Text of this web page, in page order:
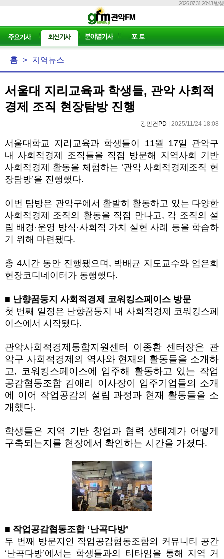
2026.07.31 20:43 발행
홈 > 지역뉴스
서울대 지리교육과 학생들, 관악 사회적
경제 조직 현장탐방 진행
강민건PD | 2025/11/24 18:08
서울대학교 지리교육과 학생들이 11월 17일 관악구
내 사회적경제 조직들을 직접 방문해 지역사회 기반
사회적경제 활동을 체험하는 ‘관악 사회적경제조직 현
장탐방’을 진행했다.
이번 탐방은 관악구에서 활발히 활동하고 있는 다양한
사회적경제 조직의 활동을 직접 만나고, 각 조직의 설
립 배경·운영 방식·사회적 가치 실현 사례 등을 학습하
기 위해 마련됐다.
총 4시간 동안 진행됐으며, 박배균 지도교수와 엄은희
현장코디네이터가 동행했다.
■ 난향꿈둥지 사회적경제 코워킹스페이스 방문
첫 번째 일정은 난향꿈둥지 내 사회적경제 코워킹스페
이스에서 시작됐다.
관악사회적경제통합지원센터 이종환 센터장은 관
악구 사회적경제의 역사와 현재의 활동들을 소개하
고,
코워킹스페이스에 입주해 활동하고 있는 작업
공감협동조합 김애리 이사장이 입주기업들의 소개
에 이어 작업공감의 설립 과정과 현재 활동들을 소
개했다.
학생들은 지역 기반 창업과 협력 생태계가 어떻게
구축되는지를 현장에서 확인하는 시간을 가졌다.
■ 작업공감협동조합 ‘난곡다방’
두 번째 방문지인 작업공감협동조합의 커뮤니티 공간
‘난곡다방’에서는 학생들과의 티타임을 통해 지역 거